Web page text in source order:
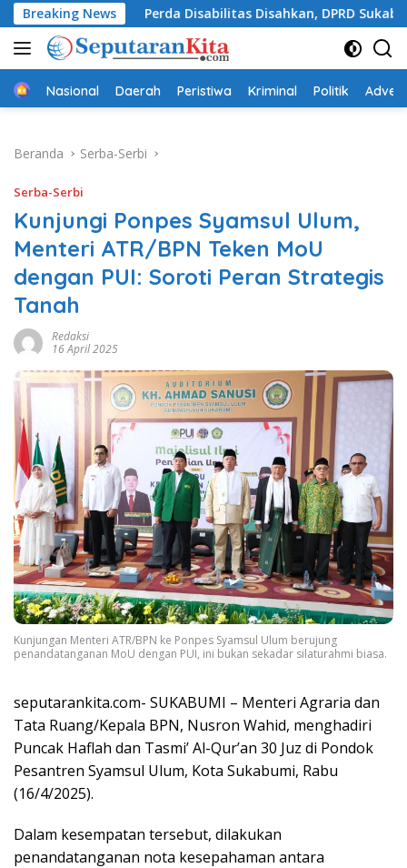
Langsung
ke
konten
Breaking News
Perda Disabilitas Disahkan, DPRD Sukabumi Sepakati
Beranda
Nasional Daerah Peristiwa Kriminal Politik
Beranda Serba-Serbi
Serba-Serbi
Kunjungi Ponpes Syamsul Ulum,
Menteri ATR/BPN Teken MoU
dengan PUI: Soroti Peran Strategis
Tanah
Redaksi
16 April 2025
Kunjungan Menteri ATR/BPN ke Ponpes Syamsul Ulum berujung
penandatanganan MoU dengan PUI, ini bukan sekadar silaturahmi biasa.
seputarankita.com- SUKABUMI – Menteri Agraria dan
Tata Ruang/Kepala BPN, Nusron Wahid, menghadiri
Puncak Haflah dan Tasmi’ Al-Qur’an 30 Juz di Pondok
Pesantren Syamsul Ulum, Kota Sukabumi, Rabu
(16/4/2025).
Dalam kesempatan tersebut, dilakukan
penandatanganan nota kesepahaman antara